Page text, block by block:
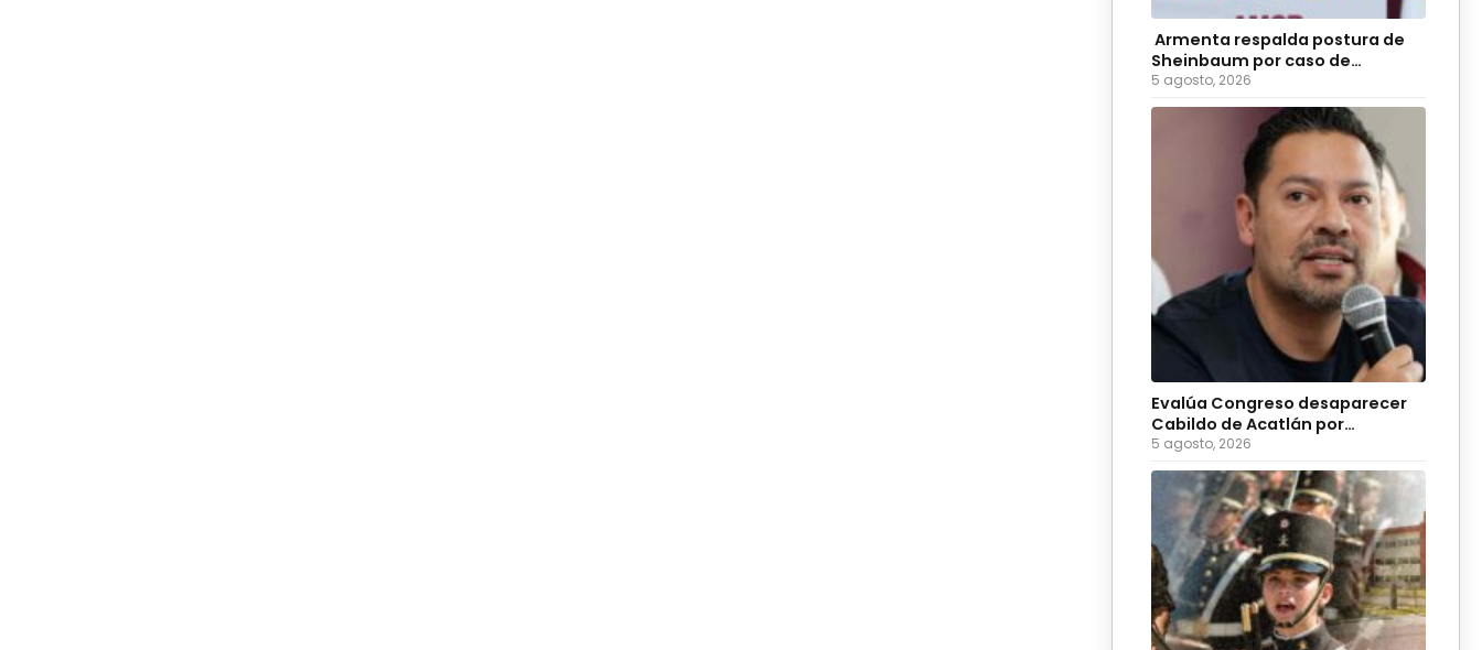
Armenta respalda postura de
Sheinbaum por caso de
diputadas poblanas
5 agosto, 2026
Evalúa Congreso desaparecer
Cabildo de Acatlán por
ingobernabilidad
5 agosto, 2026